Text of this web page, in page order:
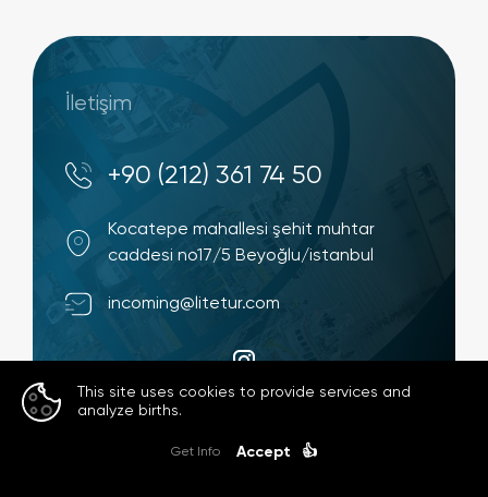
İletişim
+90 (212) 361 74 50
Kocatepe mahallesi şehit muhtar
caddesi no17/5 Beyoğlu/istanbul
incoming@litetur.com
Litetur.com
This site uses cookies to provide services and
analyze births.
Get Info Accept 👍
This site uses cookies to provide services and
analyze births.
Get Info Accept 👍
This site uses cookies to provide services and
analyze births.
Get Info Accept 👍